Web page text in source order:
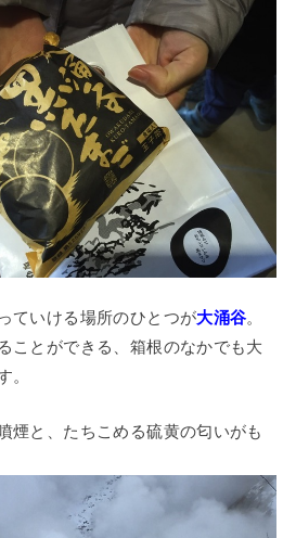
ていける場所のひとつが大涌谷。
ことができる、箱根のなかでも大
。
煙と、たちこめる硫黄の匂いがも